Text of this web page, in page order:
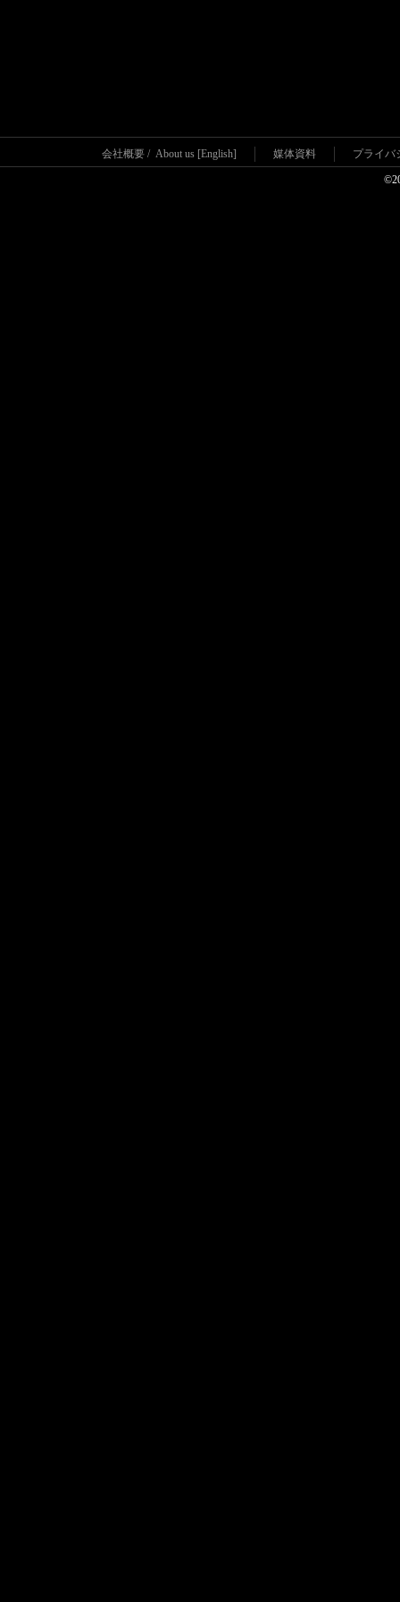
会社概要 / About us [English] 媒体資料 プライバ